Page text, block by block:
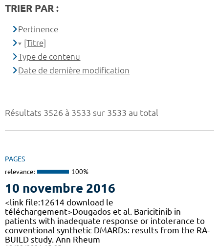
Résultats 3526 à 3533 sur 3533 au total
PAGES
relevance: 100%
10 novembre 2016
<link file:12614 download le
téléchargement>Dougados et al. Baricitinib in
patients with inadequate response or intolerance to
conventional synthetic DMARDs: results from the RA-
BUILD study. Ann Rheum
TRIER PAR :
Pertinence
[Titre]
Type de contenu
Date de dernière modification